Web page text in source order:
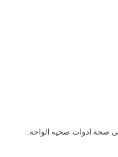
صحة ادوات صحيه الواحة.